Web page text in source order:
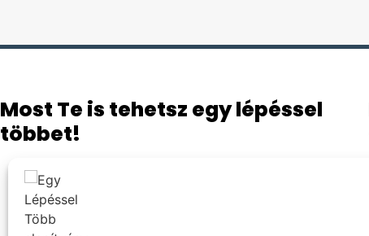
Most Te is tehetsz egy lépéssel
többet!